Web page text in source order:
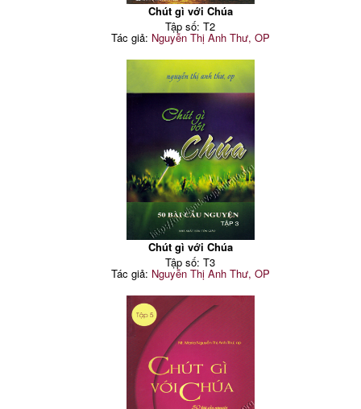
Chút gì với Chúa
Tập số: T2
Tác giả: Nguyễn Thị Anh Thư, OP
Chút gì với Chúa
Tập số: T3
Tác giả: Nguyễn Thị Anh Thư, OP